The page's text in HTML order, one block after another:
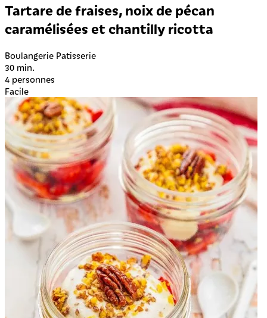
Tartare de fraises, noix de pécan
caramélisées et chantilly ricotta
Boulangerie Patisserie
30 min.
4 personnes
Facile